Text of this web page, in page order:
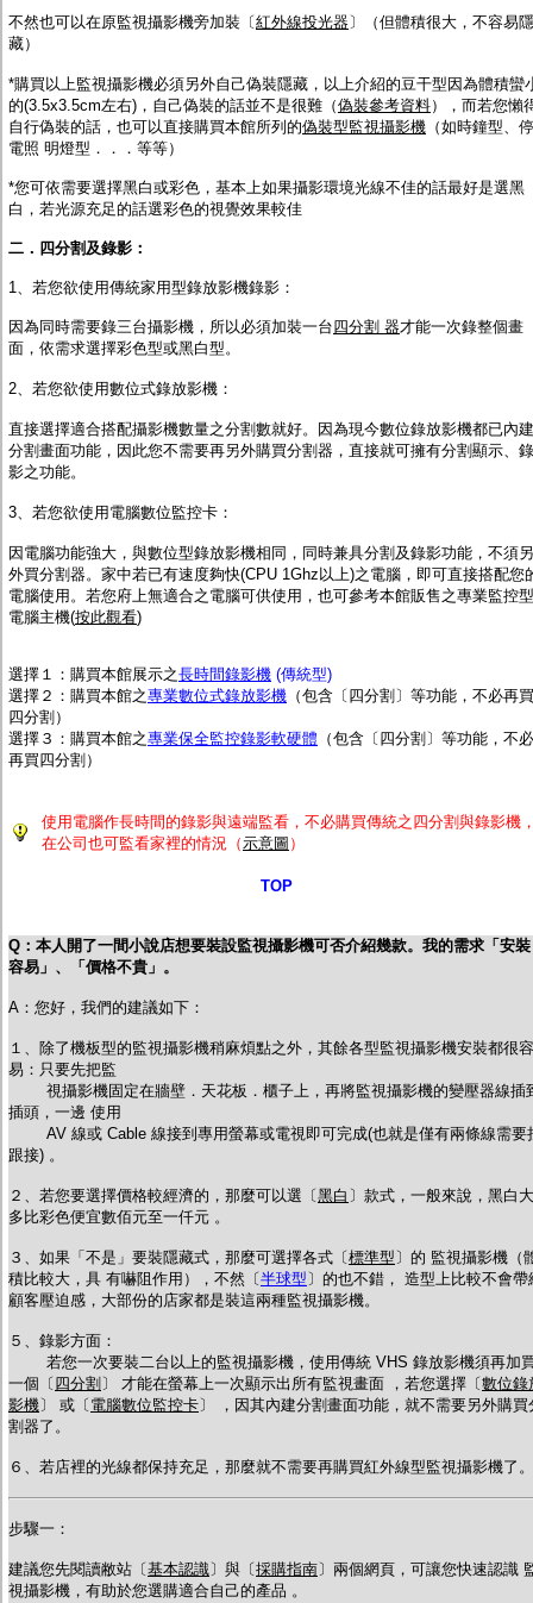
不然也可以在原監視攝影機旁加裝〔紅外線投光器〕（但體積很大，不容易隱
藏）
*購買以上監視攝影機必須另外自己偽裝隱藏，以上介紹的豆干型因為體積蠻
的(3.5x3.5cm左右)，自己偽裝的話並不是很難（偽裝參考資料），而若您懶
自行偽裝的話，也可以直接購買本館所列的偽裝型監視攝影機 （如時鐘型、停
電照 明燈型．．．等等）
*您可依需要選擇黑白或彩色，基本上如果攝影環境光線不佳的話最好是選黑
白，若光源充足的話選彩色的視覺效果較佳
二．四分割及錄影：
1、若您欲使用傳統家用型錄放影機錄影 ：
因為同時需要錄三台攝影機，所以必須加裝一台四分割 器才能一次錄整個畫
面，依需求選擇彩色型或黑白型。
2、若您欲使用數位式錄放影機 ：
直接選擇適合搭配攝影機數量之分割數就好。因為現今數位錄放影機都已內建
分割畫面功能，因此您不需要再另外購買分割器，直接就可擁有分割顯示、錄
影之功能。
3、若您欲使用電腦數位監控卡 ：
因電腦功能強大，與數位型錄放影機相同，同時兼具分割及錄影功能，不須另
外買分割器。家中若已有速度夠快(CPU 1Ghz以上)之電腦，即可直接搭配您
電腦使用。若您府上無適合之電腦可供使用，也可參考本館販售之專業監控型
電腦主機(按此觀看)
選擇１：購買本館展示之長時間錄影機 (傳統型)
選擇２ ：購買本館之專業數位式錄放影機 （包含〔四分割〕等功能，不必再買
四分割）
選擇３：購買本館之專業保全監控錄影軟硬體 （包含〔四分割〕等功能，不必
再買四分割）
使用電腦作長時間的錄影與遠端監看，不必購買傳統之四分割與錄影機
在公司也可監看家裡的情況（示意圖 ）
TOP
Q：本人開了一間小說店想要裝設監視攝影機可否介紹幾款。我的需求「安裝
容易」、「價格不貴」。
A：您好，我們的建議如下：
１、除了機板型的監視攝影機稍麻煩點之外，其餘各型監視攝影機安裝都很容
易：只要先把監
視攝影機固定在牆壁．天花板．櫃子上，再將監視攝影機的變壓器線插
插頭，一邊 使用
AV 線或 Cable 線接到專用螢幕或電視即可完成(也就是僅有兩條線需要
跟接) 。
２、若您要選擇價格較經濟的，那麼可以選〔黑白 〕款式，一般來說，黑白大
多比彩色便宜數佰元至一仟元 。
３、如果「不是」要裝隱藏式，那麼可選擇各式〔標準型 〕的 監視攝影機（
積比較大，具 有嚇阻作用），不然〔半球型 〕的也不錯， 造型上比較不會帶
顧客壓迫感，大部份的店家都是裝這兩種監視攝影機。
５、錄影方面 ：
若您一次要裝二台以上的監視攝影機，使用傳統 VHS 錄放影機須再加
一個〔 四分割 〕 才能在螢幕上一次顯示出所有監視畫面 ，若您選擇 〔數位錄
影機〕 或 〔 電腦數位監控卡〕 ，因其內建分割畫面功能，就不需要另外購買
割器了。
６、若店裡的光線都保持充足，那麼就不需要再購買紅外線型監視攝影機了。
步驟一：
建議您先閱讀敝站〔基本認識〕與〔採購指南〕兩個網頁，可讓您快速認識
視攝影機，有助於您選購適合自己的產品 。